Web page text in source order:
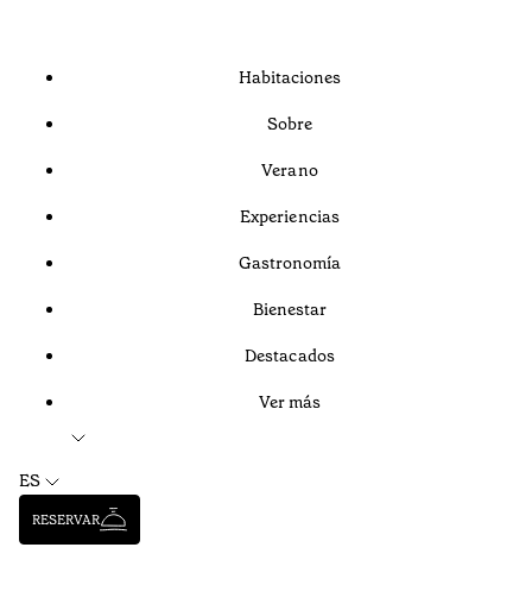
Habitaciones
Sobre
Verano
Experiencias
Gastronomía
Bienestar
Destacados
Ver más
ES
RESERVAR